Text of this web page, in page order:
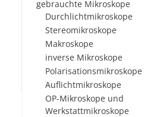
gebrauchte Mikroskope
Durchlichtmikroskope
Stereomikroskope
Makroskope
inverse Mikroskope
Polarisationsmikroskope
Auflichtmikroskope
OP-Mikroskope und
Werkstattmikroskope